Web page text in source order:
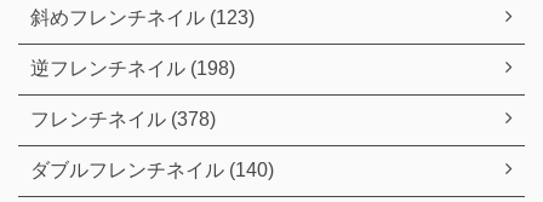
斜めフレンチネイル (123)
逆フレンチネイル (198)
フレンチネイル (378)
ダブルフレンチネイル (140)